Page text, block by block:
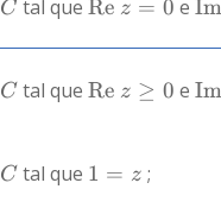
C tal que Re z = 0 e Im
C tal que Re z ≥ 0 e Im
C tal que 1 = z ;